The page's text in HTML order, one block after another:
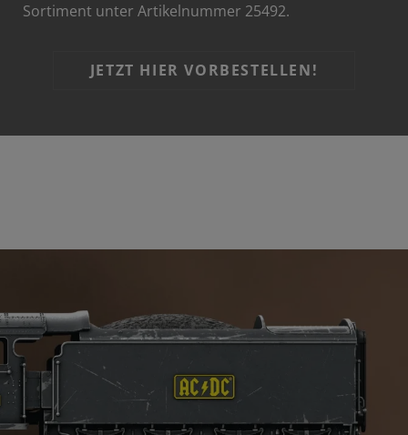
Sortiment unter Artikelnummer 25492.
JETZT HIER VORBESTELLEN!